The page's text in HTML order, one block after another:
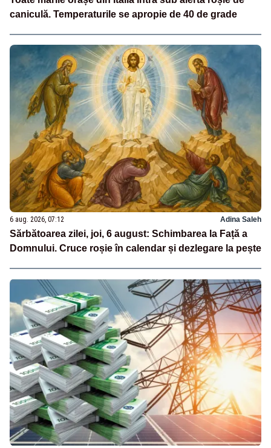
caniculă. Temperaturile se apropie de 40 de grade
6 aug. 2026, 07:12 Adina Saleh
Sărbătoarea zilei, joi, 6 august: Schimbarea la Față a
Domnului. Cruce roșie în calendar și dezlegare la pește